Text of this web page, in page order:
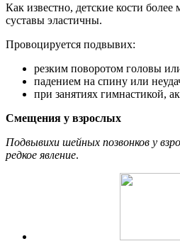
Как известно, детские кости
суставы эластичны.
Провоцируется подвывих:
резким поворотом головы
падением на спину или
при занятиях гимнастикой,
Смещения у взрослых
Подвывихи шейных позвонков у
редкое явление.